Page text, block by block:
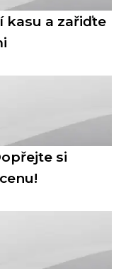
kasu a zařiďte
si